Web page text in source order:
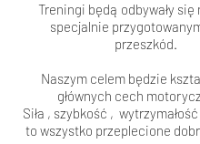
Treningi będą odbywały się
specjalnie
przeszkód.
Naszym celem będzie
głównych cech
Siła , szybkość ,
to wszystko przeplecione